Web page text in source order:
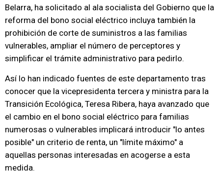
Belarra, ha solicitado al ala socialista del Gobierno que la
reforma del bono social eléctrico incluya también la
prohibición de corte de suministros a las familias
vulnerables, ampliar el número de perceptores y
simplificar el trámite administrativo para pedirlo.
Así lo han indicado fuentes de este departamento tras
conocer que la vicepresidenta tercera y ministra para la
Transición Ecológica, Teresa Ribera, haya avanzado que
el cambio en el bono social eléctrico para familias
numerosas o vulnerables implicará introducir "lo antes
posible" un criterio de renta, un "límite máximo" a
aquellas personas interesadas en acogerse a esta
medida.